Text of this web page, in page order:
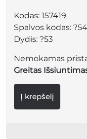
Kodas: 157419
Spalvos kodas:
Dydis: ?53
Nemokamas
Greitas
Į krepšelį